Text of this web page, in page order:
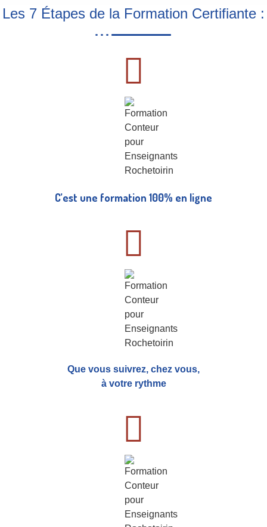
Les 7 Étapes de la Formation Certifiante :
C’est une formation 100% en ligne
Que vous suivrez, chez vous,
à votre rythme